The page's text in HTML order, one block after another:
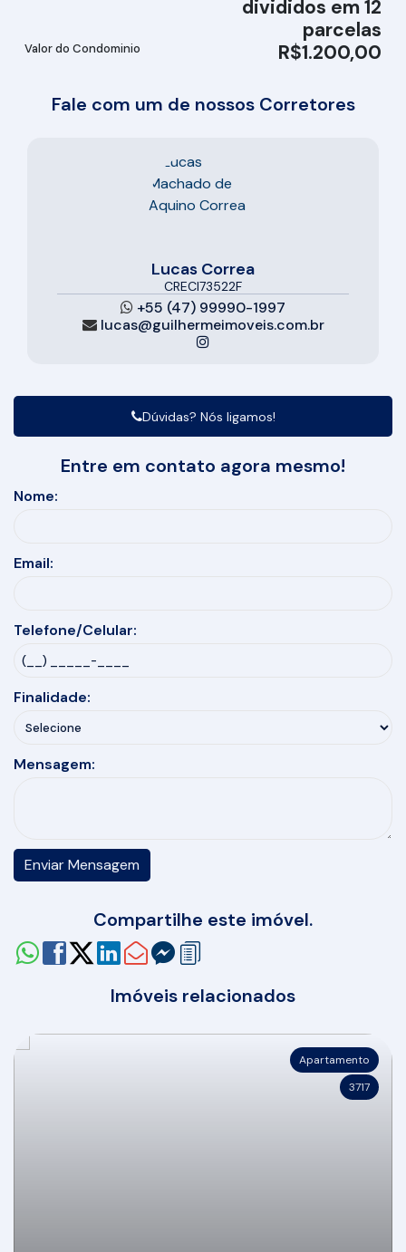
divididos em 12
parcelas
Valor do Condominio R$1.200,00
Fale com um de nossos Corretores
Lucas Correa
CRECI73522F
+55 (47) 99990-1997
lucas@guilhermeimoveis.com.br
Dúvidas? Nós ligamos!
Entre em contato agora mesmo!
Nome:
Email:
Telefone/Celular:
Finalidade:
Mensagem:
Compartilhe este imóvel.
Imóveis relacionados
Apartamento
3717